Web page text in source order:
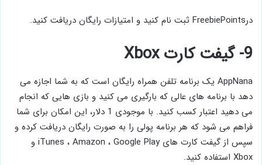
درFreebiePoints ثبت نام کنید و امتیازات رایگان دریافت کنید.
9- گیفت کارت Xbox
AppNana یک برنامه تلفن همراه رایگان است که به شما اجازه می
دهد با برنامه های عالی که بارگیری می کنید و بازی هایی که انجام
می دهید اعتبار کسب کنید. با موجودی 1 دلار، این امکان برای شما
فراهم می شود که هر برنامه پولی را به صورت رایگان دریافت کرده و
سپس از گیفت کارت های iTunes ، Amazon ، Google Play و
Xbox استفاده کنید.